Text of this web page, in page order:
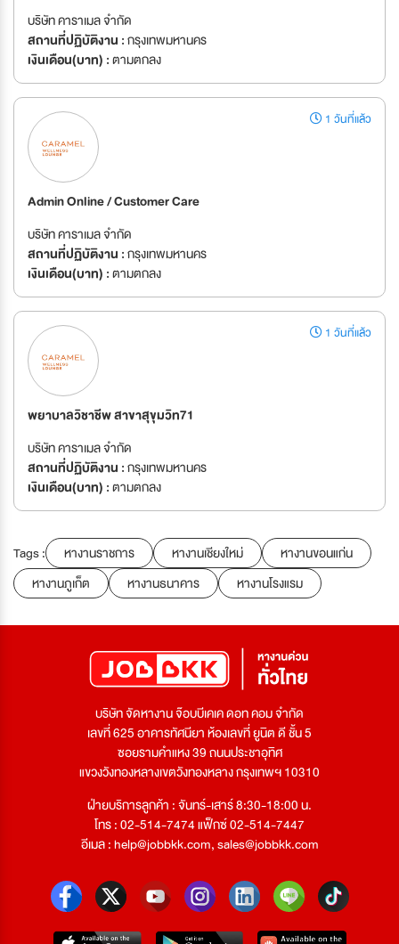
บริษัท คาราเมล จำกัด
สถานที่ปฏิบัติงาน :กรุงเทพมหานคร
เงินเดือน(บาท) :ตามตกลง
1 วันที่แล้ว
Admin Online / Customer Care
บริษัท คาราเมล จำกัด
สถานที่ปฏิบัติงาน :กรุงเทพมหานคร
เงินเดือน(บาท) :ตามตกลง
1 วันที่แล้ว
พยาบาลวิชาชีพ สาขาสุขุมวิท71
บริษัท คาราเมล จำกัด
สถานที่ปฏิบัติงาน :กรุงเทพมหานคร
เงินเดือน(บาท) :ตามตกลง
Tags : หางานราชการ หางานเชียงใหม่
หางานขอนแก่น
หางานภูเก็ต
หางานธนาคาร หางานโรงแรม
บริษัท จัดหางาน จ๊อบบีเคเค ดอท คอม จำกัด
เลขที่ 625 อาคารทัศนียา ห้องเลขที่ ยูนิต ดี ชั้น 5
ซอยรามคำแหง 39 ถนนประชาอุทิศ
แขวงวังทองหลางเขตวังทองหลาง กรุงเทพฯ 10310
ฝ่ายบริการลูกค้า : จันทร์-เสาร์ 8:30-18:00 น.
โทร : 02-514-7474 แฟ็กซ์ 02-514-7447
อีเมล :help@jobbkk.com,sales@jobbkk.com